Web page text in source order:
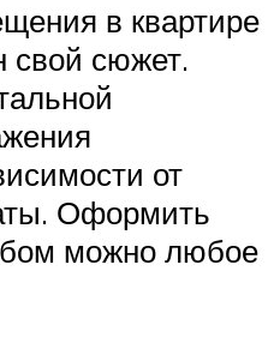
в квартире
свой сюжет.
от
Оформить
можно любое